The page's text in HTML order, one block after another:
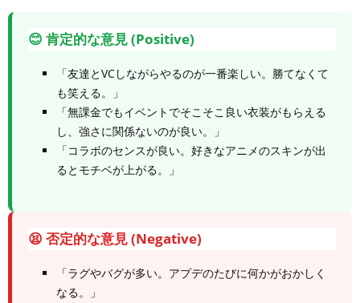
😊 肯定的な意見 (Positive)
「友達とVCしながらやるのが一番楽しい。勝てなくて
も笑える。」
「無課金でもイベントでそこそこ良い衣装がもらえる
し、強さに関係ないのが良い。」
「コラボのセンスが良い。好きなアニメのスキンが出
るとモチベが上がる。」
😫 否定的な意見 (Negative)
「ラグやバグが多い。アプデのたびに何かがおかしく
なる。」